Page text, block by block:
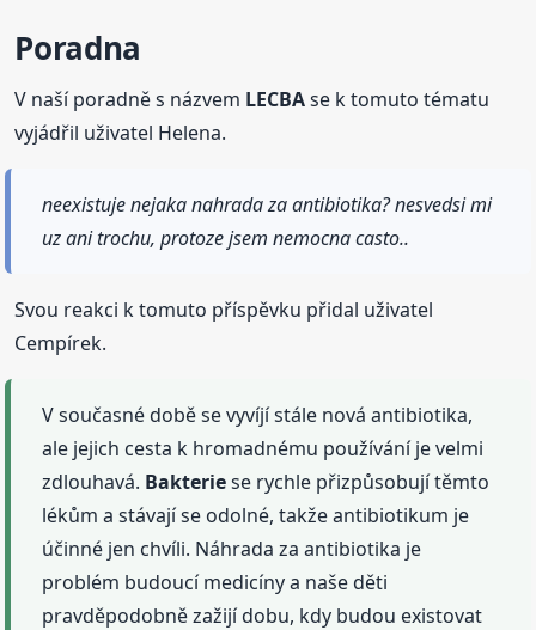
Poradna
V naší poradně s názvem LECBAse k tomuto tématu
vyjádřil uživatel Helena.
neexistuje nejaka nahrada za antibiotika? nesvedsi mi
uz ani trochu, protoze jsem nemocna casto..
Svou reakci k tomuto příspěvku přidal uživatel
Cempírek.
V současné době se vyvíjí stále nová antibiotika,
ale jejich cesta k hromadnému používání je velmi
zdlouhavá. Bakteriese rychle přizpůsobují těmto
lékům a stávají se odolné, takže antibiotikum je
účinné jen chvíli. Náhrada za antibiotika je
problém budoucí medicíny a naše děti
pravděpodobně zažijí dobu, kdy budou existovat